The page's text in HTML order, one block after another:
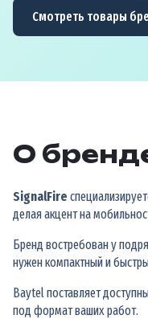
Смотреть товары
О
SignalFire
делая акцент на
Бренд востребован у
нужен компактный и
Baytel поставляет
под формат ваших работ.